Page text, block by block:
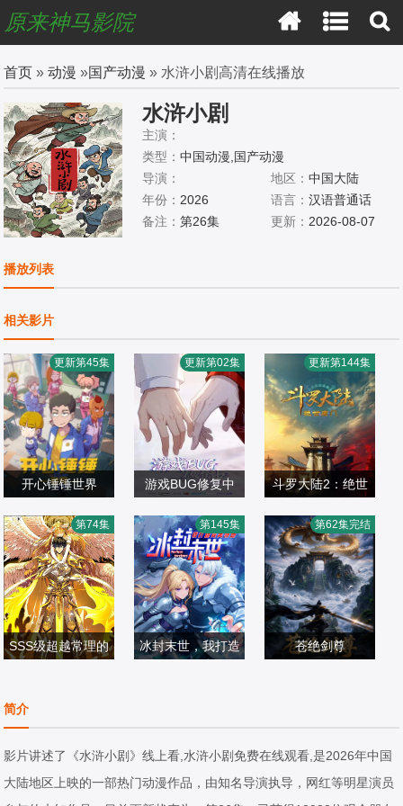
原来神马影院
首页 »动漫 »国产动漫 » 水浒小剧高清在线播放
水浒小剧
主演：
类型：中国动漫,国产动漫
导演：
地区： 中国大陆
年份： 2026 语言： 汉语普通话
备注：第26集 更新： 2026-08-07
播放列表
相关影片
开心锤锤世界
妹：涩尕猫
国产动漫
2025/大陆
更新第45集
游戏BUG修复中
国产动漫
2026/中国大陆
更新第02集
斗罗大陆2：绝世
国产动漫
2023/中国大陆
更新第144集
SSS级超越常理的
国产动漫
2024/中国大陆
第74集
冰封末世，我打造
2026/中国大陆
第145集
苍绝剑尊
2026/中国大陆
第62集完结
简介
影片讲述了《水浒小剧》线上看,水浒小剧免费在线观看,是2026年中国
大陆地区上映的一部热门动漫作品，由知名导演执导，网红等明星演员